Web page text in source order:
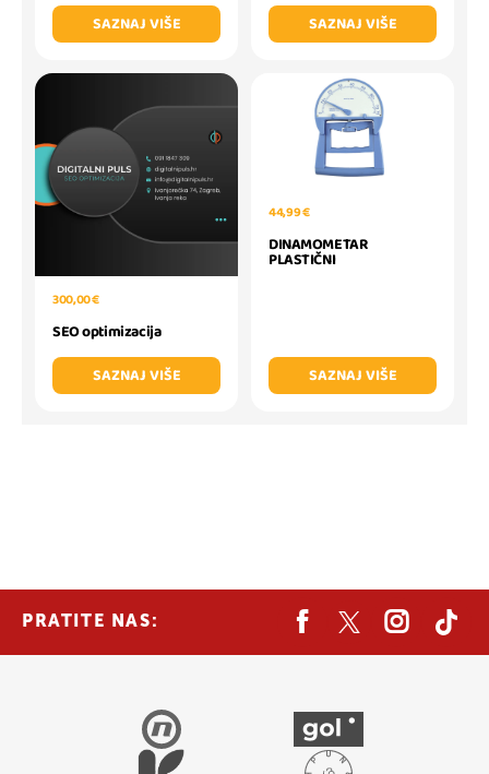
SAZNAJ VIŠE
SAZNAJ VIŠE
300,00 €
SEO optimizacija
SAZNAJ VIŠE
44,99 €
DINAMOMETAR
PLASTIČNI
SAZNAJ VIŠE
PRATITE NAS: